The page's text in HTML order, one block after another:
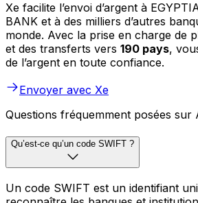
Xe facilite l’envoi d’argent à
BANK et à des milliers d’autres
monde. Avec la prise en charge de
et des transferts vers 190 pays,
de l’argent en toute confiance.
Envoyer avec Xe
Questions fréquemment posées sur
Qu’est-ce qu’un code SWIFT ?
Un code SWIFT est un identifiant